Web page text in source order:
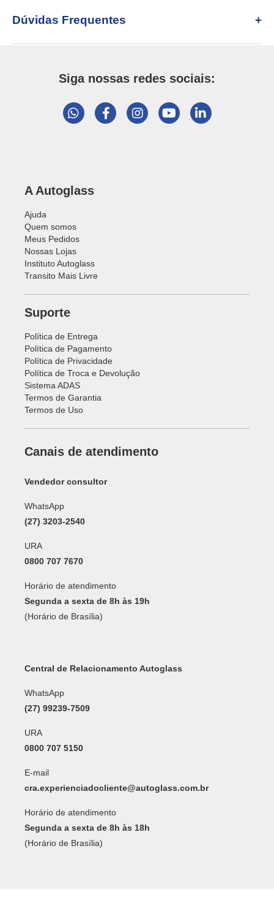
Dúvidas Frequentes
Siga nossas redes sociais:
A Autoglass
Ajuda
Quem somos
Meus Pedidos
Nossas Lojas
Instituto Autoglass
Transito Mais Livre
Suporte
Política de Entrega
Política de Pagamento
Política de Privacidade
Política de Troca e Devolução
Sistema ADAS
Termos de Garantia
Termos de Uso
Canais de atendimento
Vendedor consultor
WhatsApp
(27) 3203-2540
URA
0800 707 7670
Horário de atendimento
Segunda a sexta de 8h às 19h
(Horário de Brasília)
Central de Relacionamento Autoglass
WhatsApp
(27) 99239-7509
URA
0800 707 5150
E-mail
cra.experienciadocliente@autoglass.com.br
Horário de atendimento
Segunda a sexta de 8h às 18h
(Horário de Brasília)